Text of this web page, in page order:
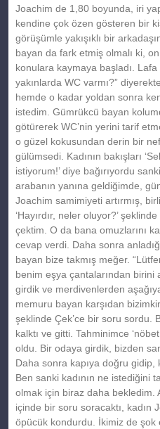
Joachim de 1,80 boyunda, iri
kendine çok özen gösteren bir
görüşümle yakışıklı bir
bayan da fark etmiş olmalı ki,
konulara kaymaya başladı.
yakınlarda WC varmı?”
hemde o kadar yoldan sonra
istedim. Gümrükcü bayan
götürerek WC’nin yerini tarif
o güzel kokusundan derin bir
gülümsedi. Kadının bakışları
istiyorum!’ diye bağırıyordu
arabanın yanına geldiğimde,
Joachim samimiyeti artırmış,
‘Hayırdır, neler oluyor?’
çektim. O da bana omuzlarını
cevap verdi. Daha sonra
bayan bize takmış meğer.
benim eşya çantalarından birini
girdik ve merdivenlerden
memuru bayan karşıdan
şeklinde Çek’ce bir soru sordu.
kalktı ve gitti. Tahminimce
oldu. Bir odaya girdik, bizden
Daha sonra kapıya doğru gidip,
Ben sanki kadının ne istediğini
olmak için biraz daha bekledim.
içinde bir soru soracaktı, kadın
öpücük kondurdu. İkimiz de